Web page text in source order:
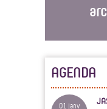
AGENDA
01 janv